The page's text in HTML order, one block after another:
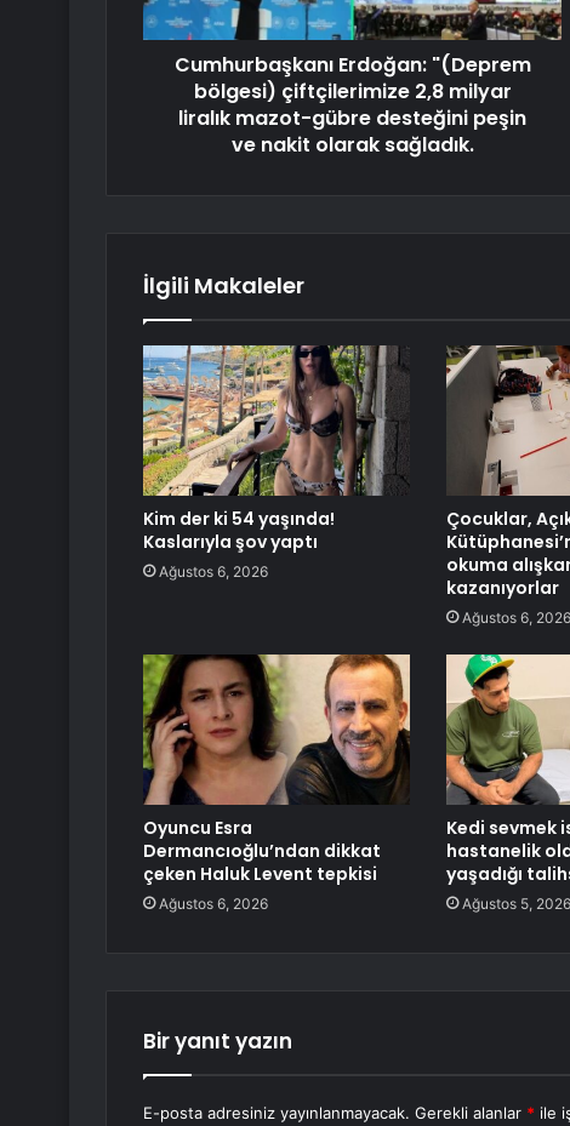
Cumhurbaşkanı Erdoğan: "(Deprem
bölgesi) çiftçilerimize 2,8 milyar
liralık mazot-gübre desteğini peşin
ve nakit olarak sağladık.
İlgili Makaleler
Kim der ki 54 yaşında!
Kaslarıyla şov yaptı
Ağustos 6, 2026
Çocuklar,
okuma
kazanıyorlar
Ağustos 6, 2026
Oyuncu Esra
Dermancıoğlu’ndan dikkat
çeken Haluk Levent tepkisi
Ağustos 6, 2026
Kedi sevmek
hastanelik
yaşadığı
Ağustos 5, 2026
Bir yanıt yazın
E-posta adresiniz yayınlanmayacak. Gerekli alanlar * ile